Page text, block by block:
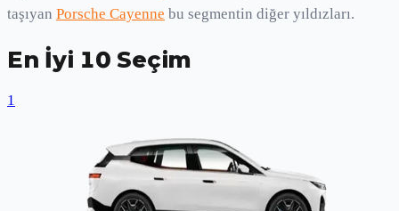
taşıyan Porsche Cayenne bu segmentin diğer yıldızları.
En İyi 10 Seçim
1